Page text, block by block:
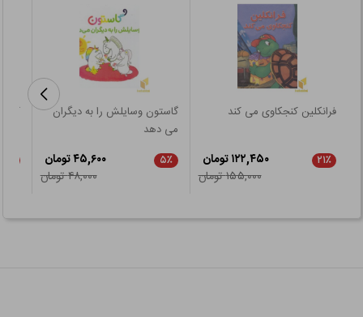
فرانکلین کنجکاوی می کند
۲۱٪
۱۲۲,۴۵۰ تومان
۱۵۵,۰۰۰ تومان
گاستون وسایلش را به دیگران
می دهد
۵٪
۴۵,۶۰۰ تومان
۴۸,۰۰۰ تومان